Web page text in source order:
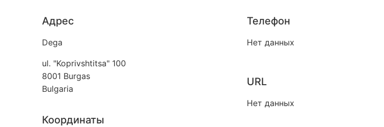
Адрес
Dega
ul. "Koprivshtitsa" 100
8001 Burgas
Bulgaria
Координаты
Телефон
Нет данных
URL
Нет данных